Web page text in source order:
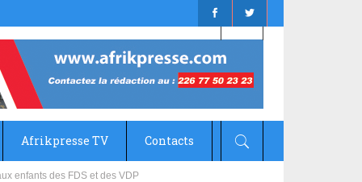
Afrikpresse TV Contacts